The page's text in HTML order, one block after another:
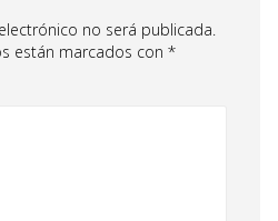
no será publicada.
están marcados con *